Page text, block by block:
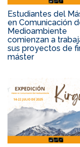
Estudiantes del
en Comunicación
Medioambiente
comienzan a
sus proyectos de
máster